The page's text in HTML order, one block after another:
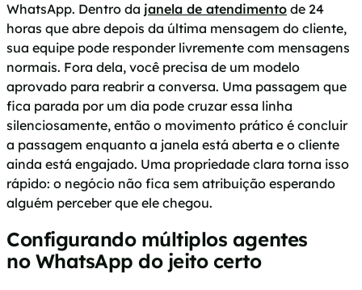
WhatsApp. Dentro da janela de atendimento de 24
horas que abre depois da última mensagem do cliente,
sua equipe pode responder livremente com mensagens
normais. Fora dela, você precisa de um modelo
aprovado para reabrir a conversa. Uma passagem que
fica parada por um dia pode cruzar essa linha
silenciosamente, então o movimento prático é concluir
a passagem enquanto a janela está aberta e o cliente
ainda está engajado. Uma propriedade clara torna isso
rápido: o negócio não fica sem atribuição esperando
alguém perceber que ele chegou.
Configurando múltiplos agentes
no WhatsApp do jeito certo